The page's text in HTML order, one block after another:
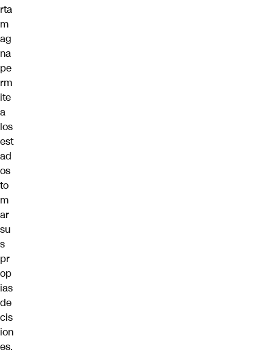
rta
m
ag
na
pe
rm
ite
a
los
est
ad
os
to
m
ar
su
s
pr
op
ias
de
cis
ion
es.